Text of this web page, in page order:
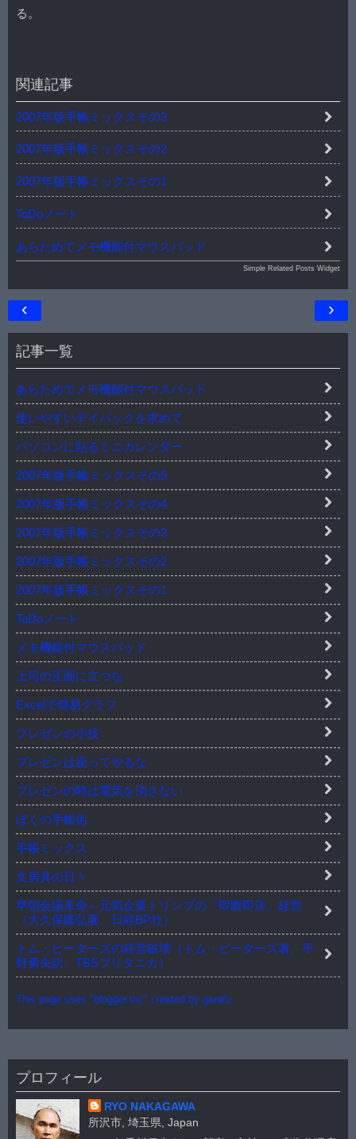
る。
関連記事
2007年版手帳ミックスその3
2007年版手帳ミックスその2
2007年版手帳ミックスその1
ToDoノート
あらためてメモ機能付マウスパッド
Simple Related Posts Widget
›
‹
記事一覧
あらためてメモ機能付マウスパッド
使いやすいデイパックを求めて
パソコンに貼るミニカレンダー
2007年版手帳ミックスその5
2007年版手帳ミックスその4
2007年版手帳ミックスその3
2007年版手帳ミックスその2
2007年版手帳ミックスその1
ToDoノート
メモ機能付マウスパッド
上司の正面に立つな
Excelで簡易グラフ
プレゼンの小技
プレゼンは座ってやるな
プレゼンの時は電気を消さない
ぼくの手帳術
手帳ミックス
文房具の日々
早朝会議革命～元気企業トリンプの「即断即決」経営
（大久保隆弘著、日経BP社）
トム・ピーターズの経営破壊（トム・ピーターズ著、平
野勇夫訳、TBSブリタニカ）
This page uses "blogger.toc" created by garafu.
プロフィール
RYO NAKAGAWA
所沢市, 埼玉県, Japan